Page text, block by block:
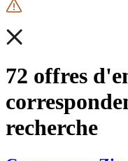
72 offres
recherche